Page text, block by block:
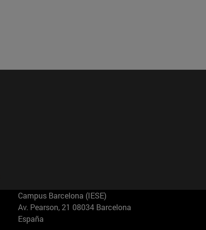
Campus Barcelona (IESE)
Av. Pearson, 21 08034 Barcelona
España